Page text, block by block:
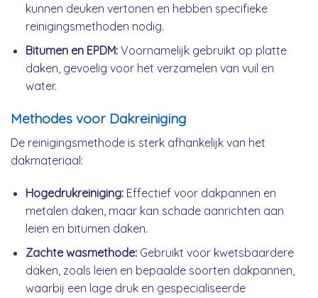
kunnen deuken vertonen en hebben specifieke
reinigingsmethoden nodig.
Bitumen en EPDM:Voornamelijk gebruikt op platte
daken, gevoelig voor het verzamelen van vuil en
water.
Methodes voor Dakreiniging
De reinigingsmethode is sterk afhankelijk van het
dakmateriaal:
Hogedrukreiniging:Effectief voor dakpannen en
metalen daken, maar kan schade aanrichten aan
leien en bitumen daken.
Zachte wasmethode:Gebruikt voor kwetsbaardere
daken, zoals leien en bepaalde soorten dakpannen,
waarbij een lage druk en gespecialiseerde